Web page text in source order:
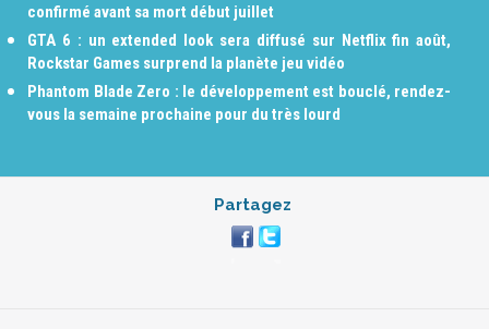
confirmé avant sa mort début juillet
GTA 6 : un extended look sera diffusé sur Netflix fin août,
Rockstar Games surprend la planète jeu vidéo
Phantom Blade Zero : le développement est bouclé, rendez-
vous la semaine prochaine pour du très lourd
Partagez